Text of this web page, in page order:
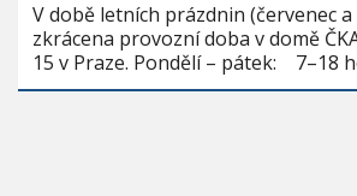
V době letních prázdnin (červenec
zkrácena provozní doba v domě
15 v Praze. Pondělí – pátek: 7–18